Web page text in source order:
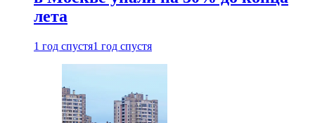
лета
1 год спустя1 год спустя